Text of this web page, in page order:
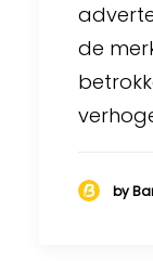
de
by